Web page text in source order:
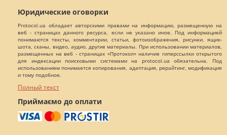
Юридические оговорки
Protocol.ua обладает авторскими правами на информацию, размещенную на
веб - страницах данного ресурса, если не указано иное. Под информацией
понимаются тексты, комментарии, статьи, фотоизображения, рисунки, ящик-
шота, сканы, видео, аудио, другие материалы. При использовании материалов,
размещенных на веб - страницах «Протокол» наличие гиперссылки открытого
для индексации поисковыми системами на protocol.ua обязательна. Под
использованием понимается копирования, адаптация, рерайтинг, модификация
и тому подобное.
Полный текст
Приймаємо до оплати